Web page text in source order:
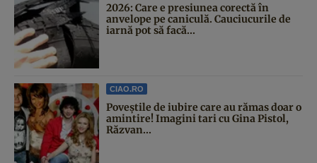
2026: Care e presiunea corectă în
anvelope pe caniculă. Cauciucurile de
iarnă pot să facă...
CIAO.RO
Poveştile de iubire care au rămas doar o
amintire! Imagini tari cu Gina Pistol,
Răzvan...